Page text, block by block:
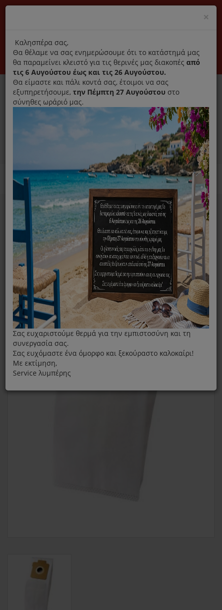
Αποκλειστικά γνήσια ανταλλακτικά
Σύνδεση Εγγραφή Εταιρεία Επικοινωνία
0
Ανταλλακτικά ηλεκτρικών συσκευών MENU
Home
Σκούπα
Υφασμάτινες Original Σακούλες Σκούπας AEG GR17S
×
title
Καλησπέρα σας,
Θα θέλαμε να σας ενημερώσουμε ότι το κατάστημά μας
θα παραμείνει κλειστό για τις θερινές μας διακοπές από
τις 6 Αυγούστου έως και τις 26 Αυγούστου.
Θα είμαστε και πάλι κοντά σας, έτοιμοι να σας
εξυπηρετήσουμε, την Πέμπτη 27 Αυγούστου στο
σύνηθες ωράριό μας.
Σας ευχαριστούμε θερμά για την εμπιστοσύνη και τη
συνεργασία σας.
Σας ευχόμαστε ένα όμορφο και ξεκούραστο καλοκαίρι!
Με εκτίμηση,
Service λυμπέρης